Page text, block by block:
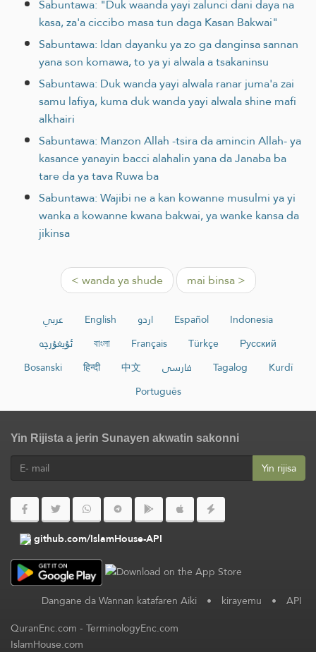
Sabuntawa: "Duk waanda yayi zalunci dani daya na
kasa, za'a ciccibo masa tun daga Kasan Bakwai"
Sabuntawa: Idan dayanku ya zo ga danginsa sannan
yana son komawa, to ya yi alwala a tsakaninsu
Sabuntawa: Duk wanda yayi alwala ranar juma'a zai
samu lafiya, kuma duk wanda yayi alwala shine mafi
alkhairi
Sabuntawa: Manzon Allah -tsira da amincin Allah- ya
kasance yanayin bacci alahalin yana da Janaba ba
tare da ya tava Ruwa ba
Sabuntawa: Wajibi ne a kan kowanne musulmi ya yi
wanka a kowanne kwana bakwai, ya wanke kansa da
jikinsa
< wanda ya shude mai binsa >
عربي English اردو Español
Indonesia
ئۇيغۇرچە
বাংলা Français Türkçe
Русский
Bosanski
हिन्दी 中文 فارسی Tagalog
Kurdî
Português
Yin Rijista a jerin Sunayen akwatin sakonni
Yin rijisa
github.com/IslamHouse-API
Dangane da Wannan katafaren Aiki • kirayemu • API
QuranEnc.com-TerminologyEnc.com
IslamHouse.com